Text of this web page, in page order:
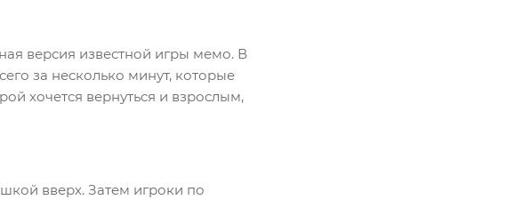
версия известной игры мемо. В
за несколько минут, которые
хочется вернуться и взрослым,
вверх. Затем игроки по